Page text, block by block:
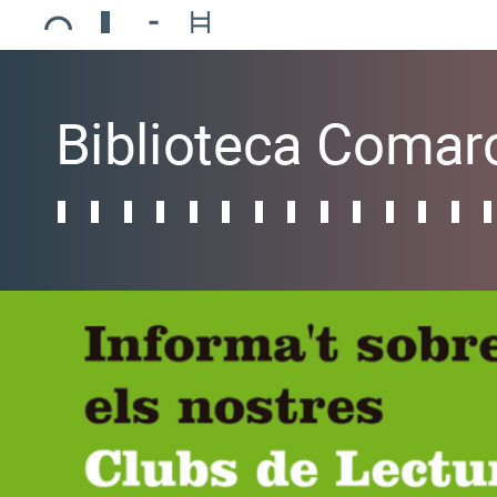
Ajuntament de Mollerussa
Biblioteca Comarcal Jaume Vila
Piscines de Mollerussa